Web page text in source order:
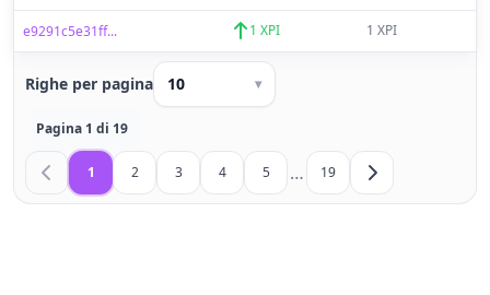
e9291c5e31ff... 1 XPI 1 XPI
Righe per pagina 10 ▾
Pagina 1 di 19
1 2 3 4 5 … 19